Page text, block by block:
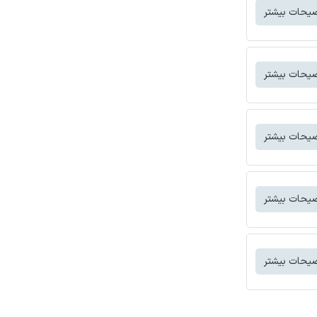
بیشتر
بیشتر
بیشتر
بیشتر
بیشتر